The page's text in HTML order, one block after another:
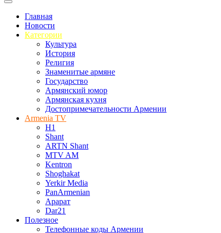
Главная
Новости
Категории
Культура
История
Религия
Знаменитые армяне
Государство
Армянский юмор
Армянская кухня
Достопримечательности Армении
Armenia TV
H1
Shant
ARTN Shant
MTV AM
Kentron
Shoghakat
Yerkir Media
PanArmenian
Арарат
Dar21
Полезное
Телефонные коды Армении